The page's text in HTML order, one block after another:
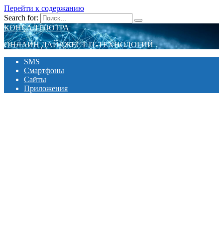
Перейти к содержанию
Search for:
КОНСАЛТПОТРА
ОНЛАЙН ДАЙДЖЕСТ IT-ТЕХНОЛОГИЙ
SMS
Смартфоны
Сайты
Приложения